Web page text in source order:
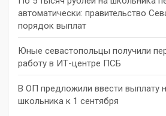
автоматически: правительство
порядок выплат
Юные севастопольцы получили
работу в ИТ-центре ПСБ
В ОП предложили ввести выплату
школьника к 1 сентября